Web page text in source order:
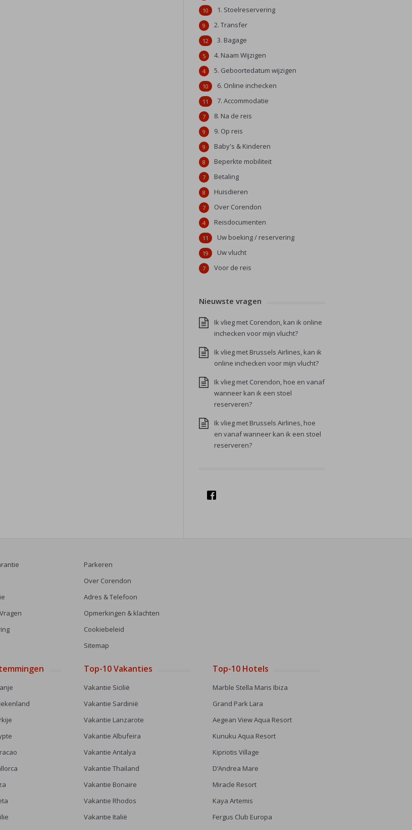
1. Stoelreservering
10
2. Transfer
9
3. Bagage
12
4. Naam Wijzigen
5
5. Geboortedatum wijzigen
4
6. Online inchecken
10
7. Accommodatie
11
8. Na de reis
7
9. Op reis
9
Baby's & Kinderen
9
Beperkte mobiliteit
8
Betaling
7
Huisdieren
8
Over Corendon
7
Reisdocumenten
4
Uw boeking / reservering
11
Uw vlucht
19
Voor de reis
7
Nieuwste vragen
Ik vlieg met Corendon, kan ik online
inchecken voor mijn vlucht?
Ik vlieg met Brussels Airlines, kan ik
online inchecken voor mijn vlucht?
Ik vlieg met Corendon, hoe en vanaf
wanneer kan ik een stoel
reserveren?
Ik vlieg met Brussels Airlines, hoe
en vanaf wanneer kan ik een stoel
reserveren?
Parkeren
Over Corendon
Adres & Telefoon
Opmerkingen & klachten
Cookiebeleid
Sitemap
Top-10 Vakanties
Vakantie Sicilië
Vakantie Sardinië
Vakantie Lanzarote
Vakantie Albufeira
Vakantie Antalya
Vakantie Thailand
Vakantie Bonaire
Vakantie Rhodos
Vakantie Italië
Top-10 Hotels
Marble Stella Maris Ibiza
Grand Park Lara
Aegean View Aqua Resort
Kunuku Aqua Resort
Kipriotis Village
D’Andrea Mare
Miracle Resort
Kaya Artemis
Fergus Club Europa